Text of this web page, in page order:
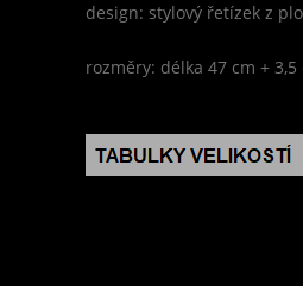
design: stylový řetízek z
rozměry: délka 47 cm +